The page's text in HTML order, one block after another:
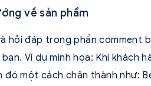
về sản phẩm
hỏi đáp trong phần comment
Ví dụ minh họa: Khi khách
một cách chân thành như: